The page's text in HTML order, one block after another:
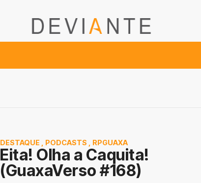
DESTAQUE PODCASTS RPGUAXA
Eita! Olha a Caquita!
(GuaxaVerso #168)